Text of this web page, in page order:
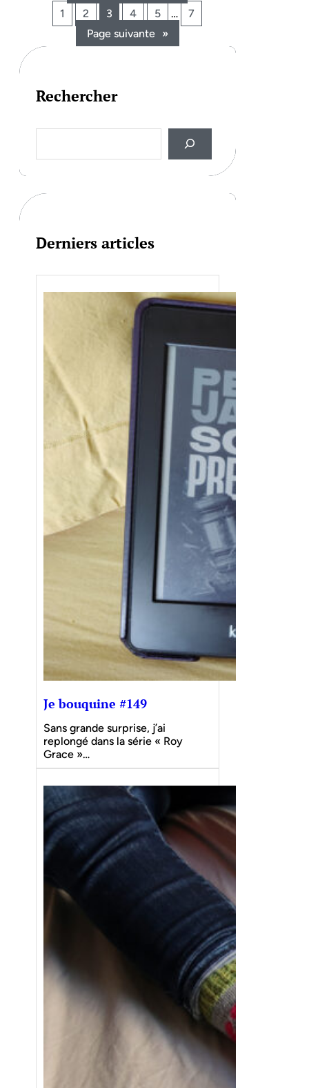
1
2 3 4 5 …
7
Page suivante »
Rechercher
a
h
Derniers articles
Je bouquine #149
Sans grande surprise, j’ai
replongé dans la série « Roy
Grace »…